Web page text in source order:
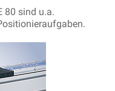
80 sind u.a.